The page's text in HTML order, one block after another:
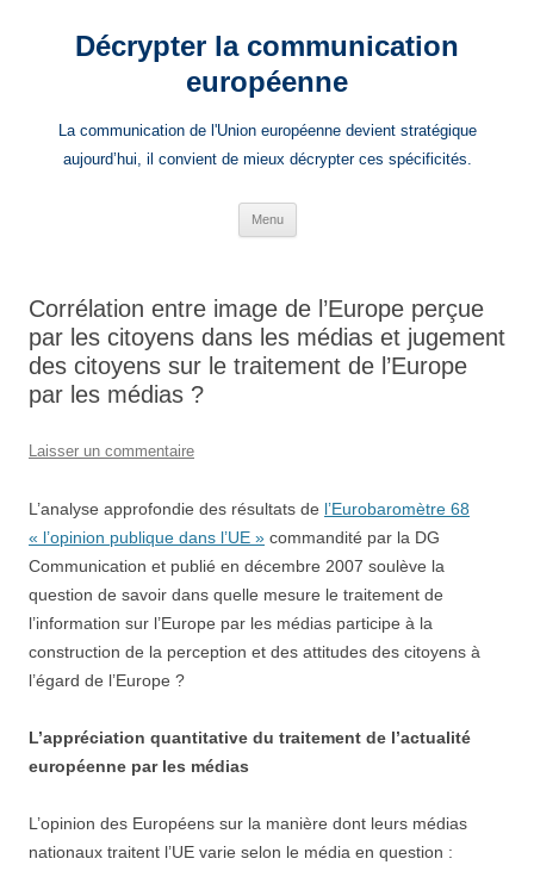
contenuDécrypter la communication
européenne
La communication de l'Union européenne devient stratégique
aujourd’hui, il convient de mieux décrypter ces spécificités.
Menu
Corrélation entre image de l’Europe perçue
par les citoyens dans les médias et jugement
des citoyens sur le traitement de l’Europe
par les médias ?
Laisser un commentaire
L’analyse approfondie des résultats de l’Eurobaromètre 68
« l’opinion publique dans l’UE » commandité par la DG
Communication et publié en décembre 2007 soulève la
question de savoir dans quelle mesure le traitement de
l’information sur l’Europe par les médias participe à la
construction de la perception et des attitudes des citoyens à
l’égard de l’Europe ?
L’appréciation quantitative du traitement de l’actualité
européenne par les médias
L’opinion des Européens sur la manière dont leurs médias
nationaux traitent l’UE varie selon le média en question :